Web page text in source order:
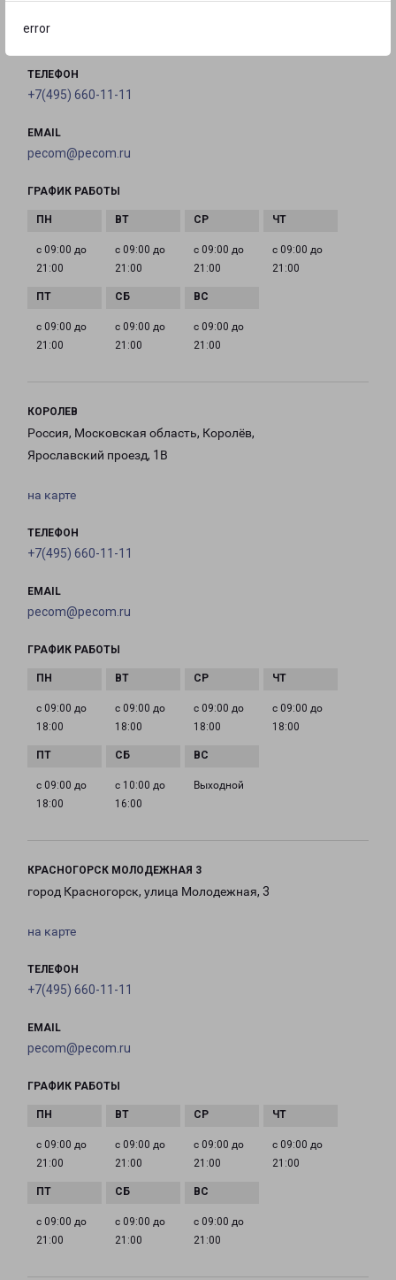
error
на карте
ТЕЛЕФОН
+7(495) 660-11-11
EMAIL
pecom@pecom.ru
ГРАФИК РАБОТЫ
с 09:00 до
21:00
с 09:00 до
21:00
с 09:00 до
21:00
с 09:00 до
21:00
с 09:00 до
21:00
с 09:00 до
21:00
с 09:00 до
21:00
КОРОЛЕВ
Россия, Московская область, Королёв,
Ярославский проезд, 1В
на карте
ТЕЛЕФОН
+7(495) 660-11-11
EMAIL
pecom@pecom.ru
ГРАФИК РАБОТЫ
с 09:00 до
18:00
с 09:00 до
18:00
с 09:00 до
18:00
с 09:00 до
18:00
с 09:00 до
18:00
с 10:00 до
16:00
Выходной
КРАСНОГОРСК МОЛОДЕЖНАЯ 3
город Красногорск, улица Молодежная, 3
на карте
ТЕЛЕФОН
+7(495) 660-11-11
EMAIL
pecom@pecom.ru
ГРАФИК РАБОТЫ
с 09:00 до
21:00
с 09:00 до
21:00
с 09:00 до
21:00
с 09:00 до
21:00
с 09:00 до
21:00
с 09:00 до
21:00
с 09:00 до
21:00